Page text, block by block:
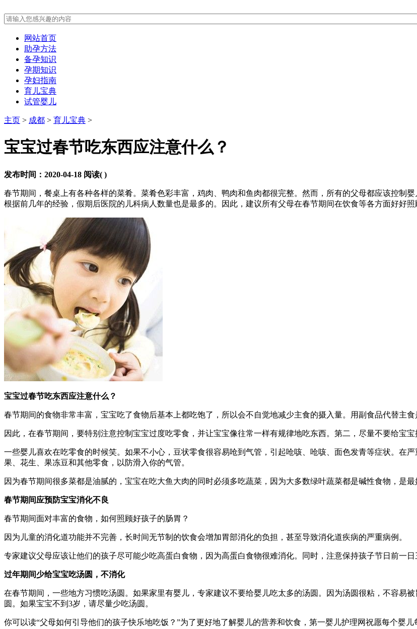
网站首页
助孕方法
备孕知识
孕期知识
孕妇指南
育儿宝典
试管婴儿
主页 > 成都 > 育儿宝典 >
宝宝过春节吃东西应注意什么？
发布时间：2020-04-18 阅读( )
春节期间，餐桌上有各种各样的菜肴。菜肴色彩丰富，鸡肉、鸭肉和鱼肉都很完整。然而，所有的父母都应该控制
根据前几年的经验，假期后医院的儿科病人数量也是最多的。因此，建议所有父母在春节期间在饮食等各方面好好照
宝宝过春节吃东西应注意什么？
春节期间的食物非常丰富，宝宝吃了食物后基本上都吃饱了，所以会不自觉地减少主食的摄入量。用副食品代替主
因此，在春节期间，要特别注意控制宝宝过度吃零食，并让宝宝像往常一样有规律地吃东西。第二，尽量不要给宝宝
一些婴儿喜欢在吃零食的时候笑。如果不小心，豆状零食很容易呛到气管，引起呛咳、呛咳、面色发青等症状。在
果、花生、果冻豆和其他零食，以防滑入你的气管。
因为春节期间很多菜都是油腻的，宝宝在吃大鱼大肉的同时必须多吃蔬菜，因为大多数绿叶蔬菜都是碱性食物，是
春节期间应预防宝宝消化不良
春节期间面对丰富的食物，如何照顾好孩子的肠胃？
因为儿童的消化道功能并不完善，长时间无节制的饮食会增加胃部消化的负担，甚至导致消化道疾病的严重病例。
专家建议父母应该让他们的孩子尽可能少吃高蛋白食物，因为高蛋白食物很难消化。同时，注意保持孩子节日前一日
过年期间少给宝宝吃汤圆，不消化
在春节期间，一些地方习惯吃汤圆。如果家里有婴儿，专家建议不要给婴儿吃太多的汤圆。因为汤圆很粘，不容易
圆。如果宝宝不到3岁，请尽量少吃汤圆。
你可以读“父母如何引导他们的孩子快乐地吃饭？”为了更好地了解婴儿的营养和饮食，第一婴儿护理网祝愿每个婴儿